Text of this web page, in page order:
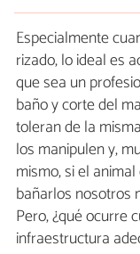
Especialmente
rizado, lo ideal es
que sea un
baño y corte del
toleran de la
los manipulen y,
mismo, si el
bañarlos nosotros
Pero, ¿qué ocurre
infraestructura